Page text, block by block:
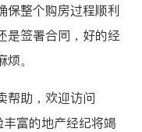
保整个购房过程顺利
是签署合同，好的经
。
帮助，欢迎访问
富的地产经纪将竭